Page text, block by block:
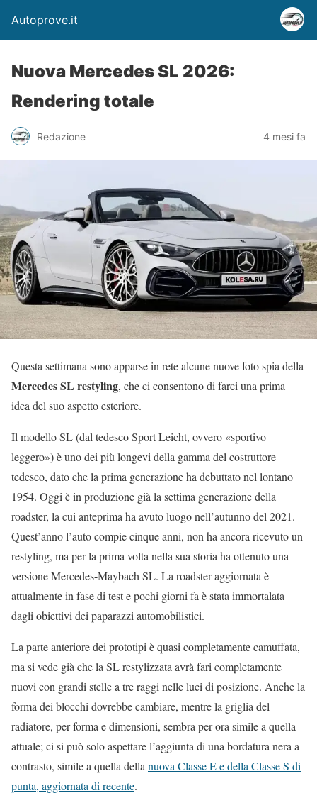
Autoprove.it
Nuova Mercedes SL 2026:
Rendering totale
Redazione 4 mesi fa
Questa settimana sono apparse in rete alcune nuove foto spia della
Mercedes SL restyling, che ci consentono di farci una prima
idea del suo aspetto esteriore.
Il modello SL (dal tedesco Sport Leicht, ovvero «sportivo
leggero») è uno dei più longevi della gamma del costruttore
tedesco, dato che la prima generazione ha debuttato nel lontano
1954. Oggi è in produzione già la settima generazione della
roadster, la cui anteprima ha avuto luogo nell’autunno del 2021.
Quest’anno l’auto compie cinque anni, non ha ancora ricevuto un
restyling, ma per la prima volta nella sua storia ha ottenuto una
versione Mercedes-Maybach SL. La roadster aggiornata è
attualmente in fase di test e pochi giorni fa è stata immortalata
dagli obiettivi dei paparazzi automobilistici.
La parte anteriore dei prototipi è quasi completamente camuffata,
ma si vede già che la SL restylizzata avrà fari completamente
nuovi con grandi stelle a tre raggi nelle luci di posizione. Anche la
forma dei blocchi dovrebbe cambiare, mentre la griglia del
radiatore, per forma e dimensioni, sembra per ora simile a quella
attuale; ci si può solo aspettare l’aggiunta di una bordatura nera a
contrasto, simile a quella dellanuova Classe E e della Classe S di
punta, aggiornata di recente.